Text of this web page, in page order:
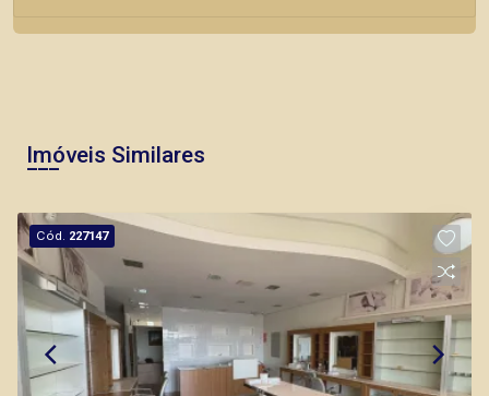
Imóveis Similares
Cód. 227147